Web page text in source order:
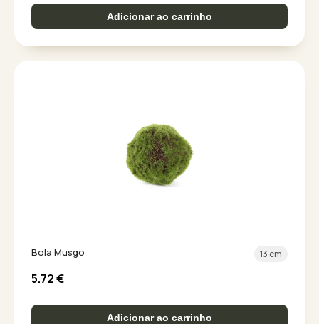
Adicionar ao carrinho
Bola Musgo 13 cm
5.72€
Adicionar ao carrinho